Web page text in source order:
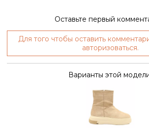
Оставьте первый
Для того чтобы оставить
авторизоваться.
Варианты этой